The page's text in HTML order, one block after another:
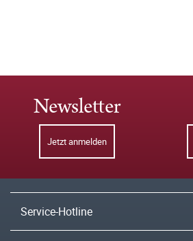
Newsletter
Jetzt anmelden
Service-Hotline